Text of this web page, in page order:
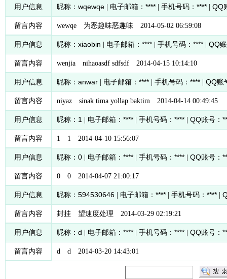
用户信息 昵称： wqewqe | 电子邮箱： **** | 手机号码： **** QQ
留言内容 wewqe 为恶趣味恶趣味 2014-05-02 06:59:08
用户信息 昵称： xiaobin | 电子邮箱： **** | 手机号码： **** QQ
留言内容 wenjia nihaoasdf sdfsdf 2014-04-15 10:14:10
用户信息 昵称： anwar | 电子邮箱： **** | 手机号码： **** QQ账
留言内容 niyaz sinak tima yollap baktim 2014-04-14 00:49:45
用户信息 昵称： 1 | 电子邮箱： **** | 手机号码： **** QQ账号：
留言内容 1 1 2014-04-10 15:56:07
用户信息 昵称： 0 | 电子邮箱： **** | 手机号码： **** QQ账号：
留言内容 0 0 2014-04-07 21:00:17
用户信息 昵称： 594530646 | 电子邮箱： **** | 手机号码： ****
留言内容 封挂 望速度处理 2014-03-29 02:19:21
用户信息 昵称： d | 电子邮箱： **** | 手机号码： **** QQ账号：
留言内容 d d 2014-03-20 14:43:01